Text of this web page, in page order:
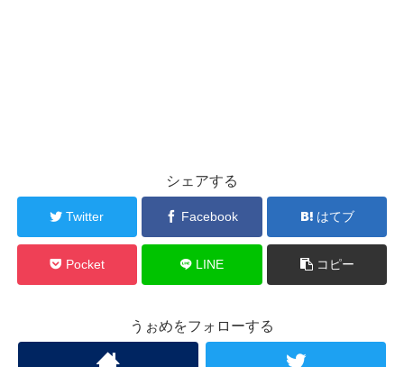
シェアする
Twitter Facebook はてブ
Pocket LINE コピー
うぉめをフォローする